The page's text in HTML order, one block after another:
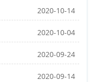
2020-10-14
2020-10-04
2020-09-24
2020-09-14